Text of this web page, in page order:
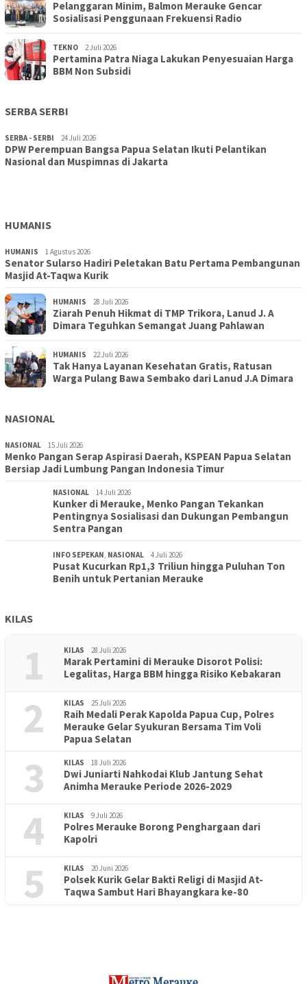
Pelanggaran Minim, Balmon Merauke Gencar
Sosialisasi Penggunaan Frekuensi Radio
TEKNO 2 Juli 2026
Pertamina Patra Niaga Lakukan Penyesuaian Harga
BBM Non Subsidi
SERBA SERBI
SERBA - SERBI 24 Juli 2026
DPW Perempuan Bangsa Papua Selatan Ikuti Pelantikan
Nasional dan Muspimnas di Jakarta
TOPIK 30 Juli 2026
Wujudkan Sekolah Adiwiyata:SD Inpres Polder Merauke
HUMANIS
HUMANIS 1 Agustus 2026
Senator Sularso Hadiri Peletakan Batu Pertama Pembangunan
Masjid At-Taqwa Kurik
HUMANIS 28 Juli 2026
Ziarah Penuh Hikmat di TMP Trikora, Lanud J. A
Dimara Teguhkan Semangat Juang Pahlawan
HUMANIS 22 Juli 2026
Tak Hanya Layanan Kesehatan Gratis, Ratusan
Warga Pulang Bawa Sembako dari Lanud J.A Dimara
NASIONAL
NASIONAL 15 Juli 2026
Menko Pangan Serap Aspirasi Daerah, KSPEAN Papua Selatan
Bersiap Jadi Lumbung Pangan Indonesia Timur
NASIONAL 14 Juli 2026
Kunker di Merauke, Menko Pangan Tekankan
Pentingnya Sosialisasi dan Dukungan Pembangun
Sentra Pangan
INFO SEPEKAN NASIONAL 4 Juli 2026
Pusat Kucurkan Rp1,3 Triliun hingga Puluhan Ton
Benih untuk Pertanian Merauke
KILAS
1 KILAS 28 Juli 2026
Marak Pertamini di Merauke Disorot Polisi:
Legalitas, Harga BBM hingga Risiko Kebakaran
2 KILAS 25 Juli 2026
Raih Medali Perak Kapolda Papua Cup, Polres
Merauke Gelar Syukuran Bersama Tim Voli
Papua Selatan
3 KILAS 18 Juli 2026
Dwi Juniarti Nahkodai Klub Jantung Sehat
Animha Merauke Periode 2026-2029
4 KILAS 9 Juli 2026
Polres Merauke Borong Penghargaan dari
Kapolri
5 KILAS 20 Juni 2026
Polsek Kurik Gelar Bakti Religi di Masjid At-
Taqwa Sambut Hari Bhayangkara ke-80
PENDIDIKAN 18 Juni 2026
Lepas Puluhan Peserta Didik, TK Yapis 2 Merauke Siapkan